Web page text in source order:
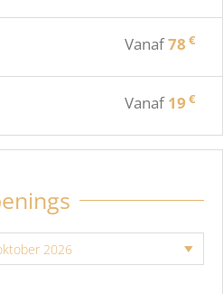
Vanaf78 €
Vanaf19 €